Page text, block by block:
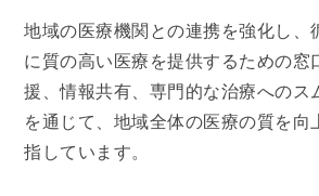
地域の医療機関との連携を強化し、
に質の高い医療を提供するための窓
援、情報共有、専門的な治療へのス
を通じて、地域全体の医療の質を向
指しています。